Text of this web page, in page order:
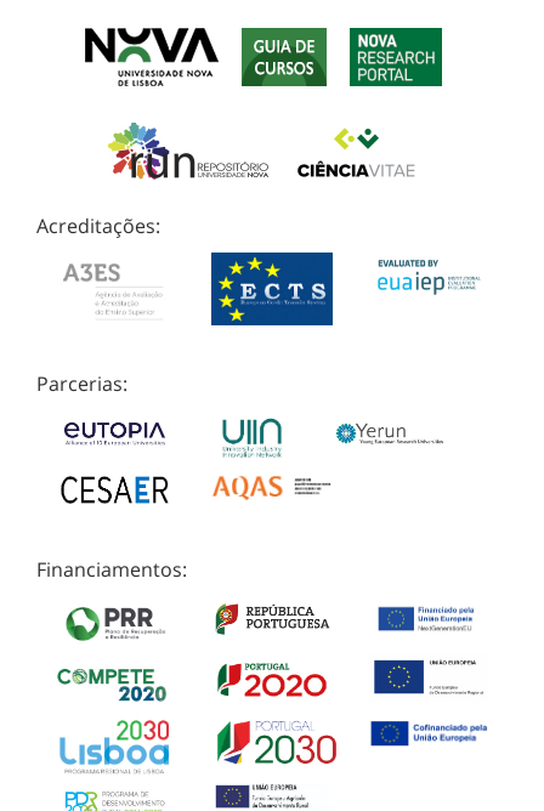
Acreditações:
Parcerias:
Financiamentos: